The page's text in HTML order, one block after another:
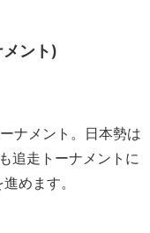
ント)
ナメント。日本勢は
追走トーナメントに
めます。